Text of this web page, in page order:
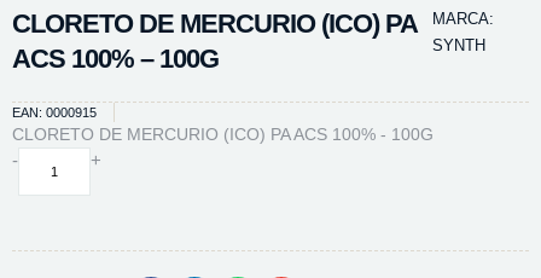
CLORETO DE MERCURIO (ICO) PA
ACS 100% – 100G
MARCA:
SYNTH
EAN: 0000915
CLORETO DE MERCURIO (ICO) PA ACS 100% - 100G
-
CLORETO
+